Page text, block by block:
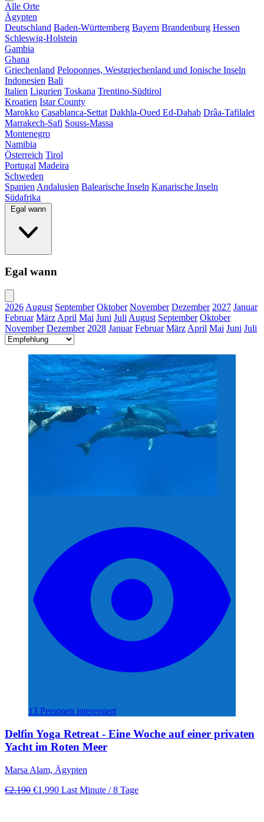
Alle Orte
Ägypten
Deutschland Baden-Württemberg Bayern Brandenburg Hessen
Schleswig-Holstein
Gambia
Ghana
Griechenland Peloponnes, Westgriechenland und Ionische Inseln
Indonesien Bali
Italien Ligurien Toskana Trentino-Südtirol
Kroatien Istar County
Marokko Casablanca-Settat Dakhla-Oued Ed-Dahab Drâa-Tafilalet
Marrakech-Safi Souss-Massa
Montenegro
Namibia
Österreich Tirol
Portugal Madeira
Schweden
Spanien Andalusien Balearische Inseln Kanarische Inseln
Südafrika
Egal wann
Egal wann
2026 August September Oktober November Dezember 2027 Januar
Februar März April Mai Juni Juli August September Oktober
November Dezember 2028 Januar Februar März April Mai Juni Juli
13 Personen interessiert
Delfin Yoga Retreat - Eine Woche auf einer privaten
Yacht im Roten Meer
Marsa Alam, Ägypten
€2.190 €1.990 Last Minute / 8 Tage